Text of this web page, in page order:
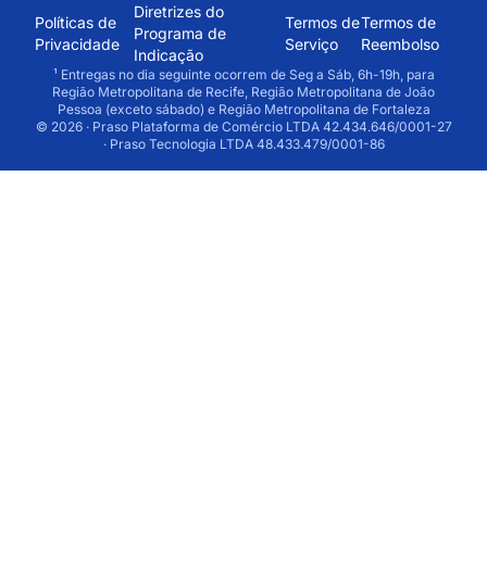
Políticas de
Privacidade
Diretrizes do
Programa de
Indicação
Termos de
Serviço
Termos de
Reembolso
¹ Entregas no dia seguinte ocorrem de Seg a Sáb, 6h-19h, para
Região Metropolitana de Recife, Região Metropolitana de João
Pessoa (exceto sábado) e Região Metropolitana de Fortaleza
© 2026 · Praso Plataforma de Comércio LTDA 42.434.646/0001-27
· Praso Tecnologia LTDA 48.433.479/0001-86